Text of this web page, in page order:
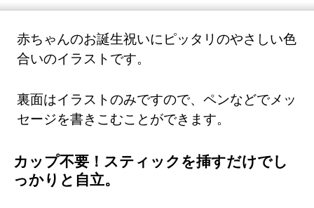
赤ちゃんのお誕生祝いにピッタリのやさしい色
合いのイラストです。
裏面はイラストのみですので、ペンなどでメッ
セージを書きこむことができます。
カップ不要！スティックを挿すだけでし
っかりと自立。